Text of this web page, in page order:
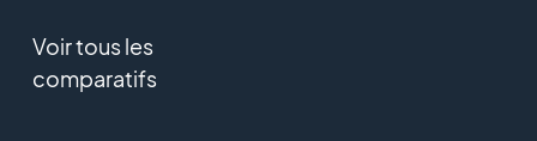
Voir tous les
comparatifs